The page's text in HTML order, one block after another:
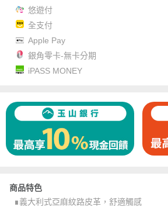
悠遊付
全支付
Apple Pay
銀角零卡-無卡分期
iPASS MONEY
商品特色
∎義大利式亞麻紋路皮革，舒適觸感